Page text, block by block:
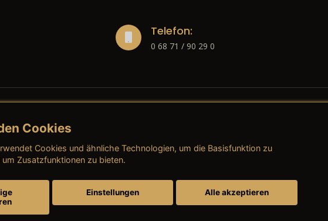
Telefon:
0 68 71 / 90 29 0
→ AGB (Neuwagen)
→ AGB (Teile & Zubehör)
Cookies
Cookies und ähnliche Technologien, um die Basisfunktion zu
Zusatzfunktionen zu bieten.
Einstellungen Alle akzeptieren